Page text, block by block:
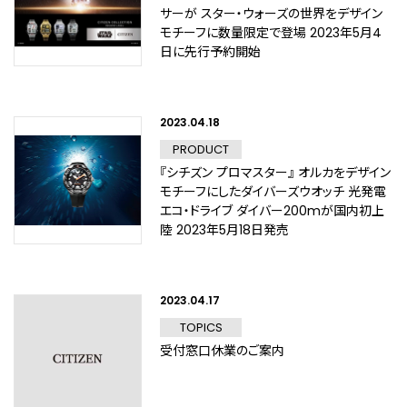
サーが スター・ウォーズの世界をデザイン
モチーフに数量限定で登場 2023年5月4
日に先行予約開始
2023.04.18
PRODUCT
『シチズン プロマスター』 オルカをデザイン
モチーフにしたダイバーズウオッチ 光発電
エコ・ドライブ ダイバー200mが国内初上
陸 2023年5月18日発売
2023.04.17
TOPICS
受付窓口休業のご案内